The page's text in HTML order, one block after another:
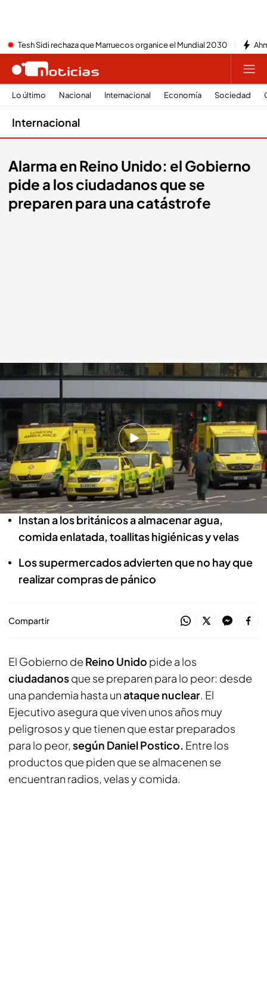
Tesh Sidi rechaza que Marruecos organice el Mundial 2030
Lo último Nacional Internacional Economía Sociedad
Internacional
Alarma en Reino Unido: el Gobierno
pide a los ciudadanos que se
preparen para una catástrofe
El Gobierno británico pide a los ciudadanos que se preparen para una
catástrofe
Redacción digital Noticias Cuatro
22 MAY 2024 - 18:44h.
El viceprimer ministro, Oliver Dowden,
recomienda a los británicos prepararse un kit
de supervivencia
Instan a los británicos a almacenar agua,
comida enlatada, toallitas higiénicas y velas
Los supermercados advierten que no hay que
realizar compras de pánico
Compartir
El Gobierno de Reino Unido pide a los
ciudadanosque se preparen para lo peor: desde
una pandemia hasta unataque nuclear. El
Ejecutivo asegura que viven unos años muy
peligrosos y que tienen que estar preparados
para lo peor, según Daniel Postico. Entre los
productos que piden que se almacenen se
encuentran radios, velas y comida.